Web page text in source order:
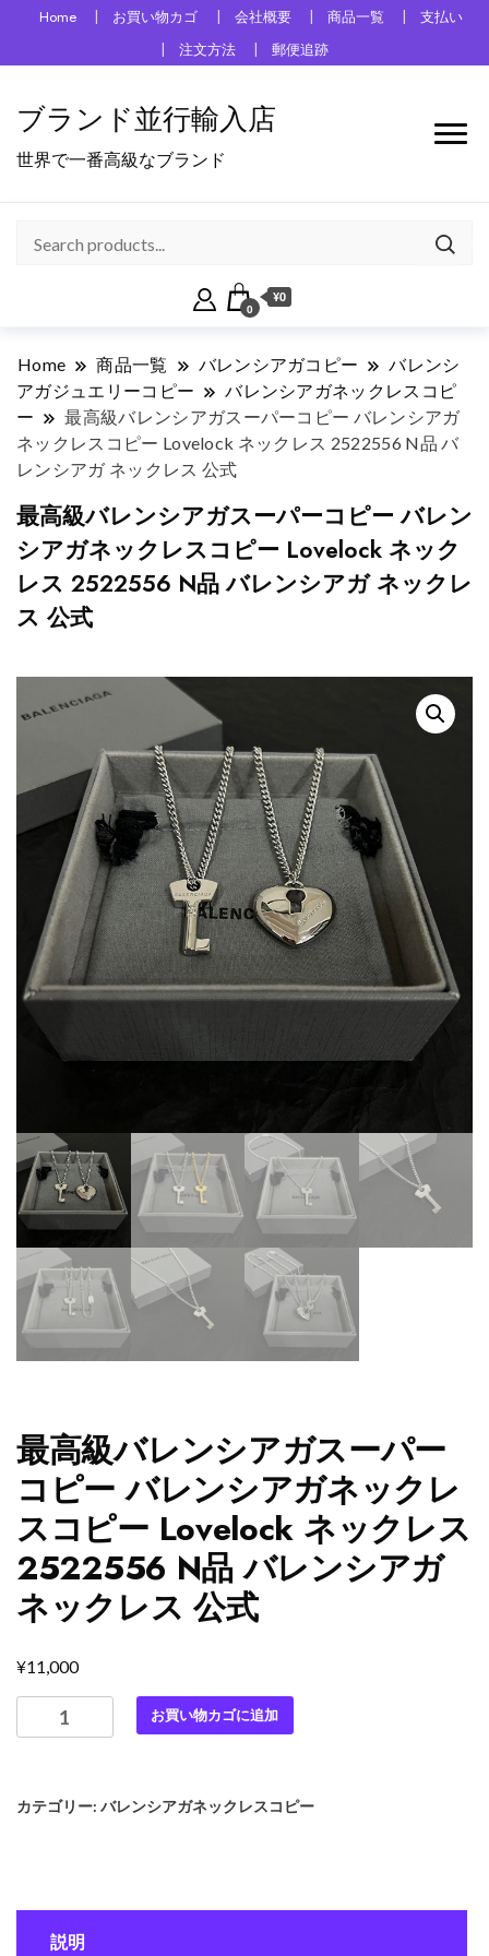
Home お買い物カゴ 会社概要 商品一覧
支払い
注文方法
郵便追跡
ブランド並行輸入店
世界で一番高級なブランド
0
¥0
Home 商品一覧 バレンシアガコピー
バレンシ
アガジュエリーコピー
バレンシアガネックレスコピ
ー
最高級バレンシアガスーパーコピー バレンシアガ
ネックレスコピー Lovelock ネックレス 2522556 N品 バ
レンシアガ ネックレス 公式
最高級バレンシアガスーパーコピー バレン
シアガネックレスコピー Lovelock ネック
レス 2522556 N品 バレンシアガ ネックレ
ス 公式
最高級バレンシアガスーパー
コピー バレンシアガネックレ
スコピー Lovelock ネックレス
2522556 N品 バレンシアガ
ネックレス 公式
¥11,000
高
レ
お買い物カゴに追加
カテゴリー: バレンシアガネックレスコピー
説明